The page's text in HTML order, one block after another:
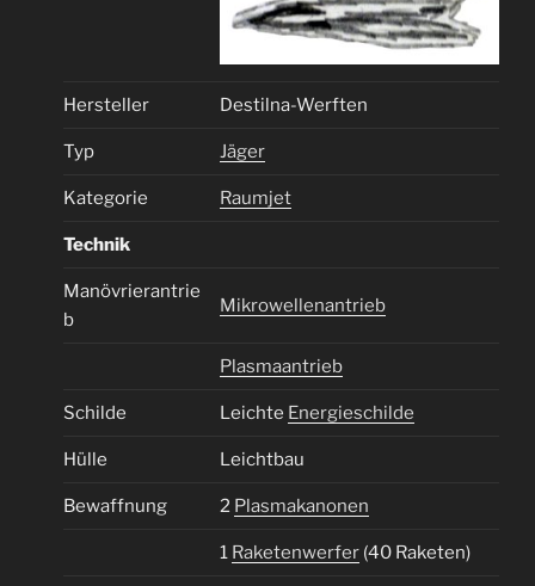
Hersteller Destilna-Werften
Typ Jäger
Kategorie Raumjet
Technik
Manövrierantrie
b
Mikrowellenantrieb
Plasmaantrieb
Schilde Leichte Energieschilde
Hülle Leichtbau
Bewaffnung 2 Plasmakanonen
1 Raketenwerfer(40 Raketen)